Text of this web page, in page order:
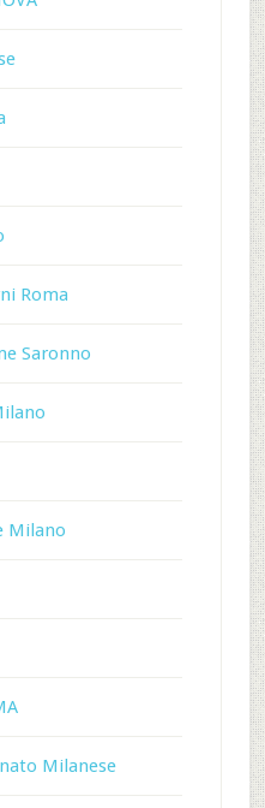
Roma
Saronno
Milano
Milanese